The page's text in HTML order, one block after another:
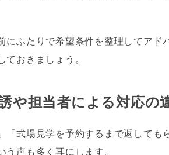
にふたりで希望条件を整理してアド
ておきましょう。
や担当者による対応の
「式場見学を予約するまで返して
声も多く耳にします。